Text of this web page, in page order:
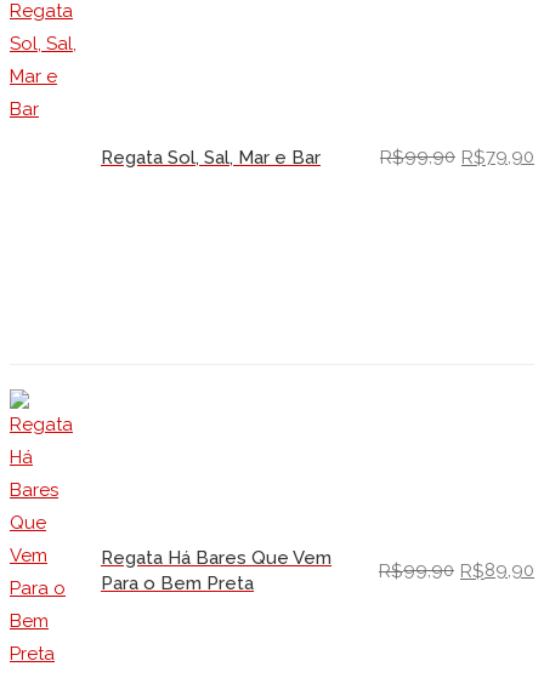
Regata Sol, Sal, Mar e Bar R$99,90 R$79,90
Regata Há Bares Que Vem
Para o Bem Preta
R$99,90 R$89,90